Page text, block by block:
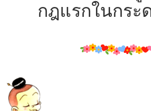
กฎแรกในกระ